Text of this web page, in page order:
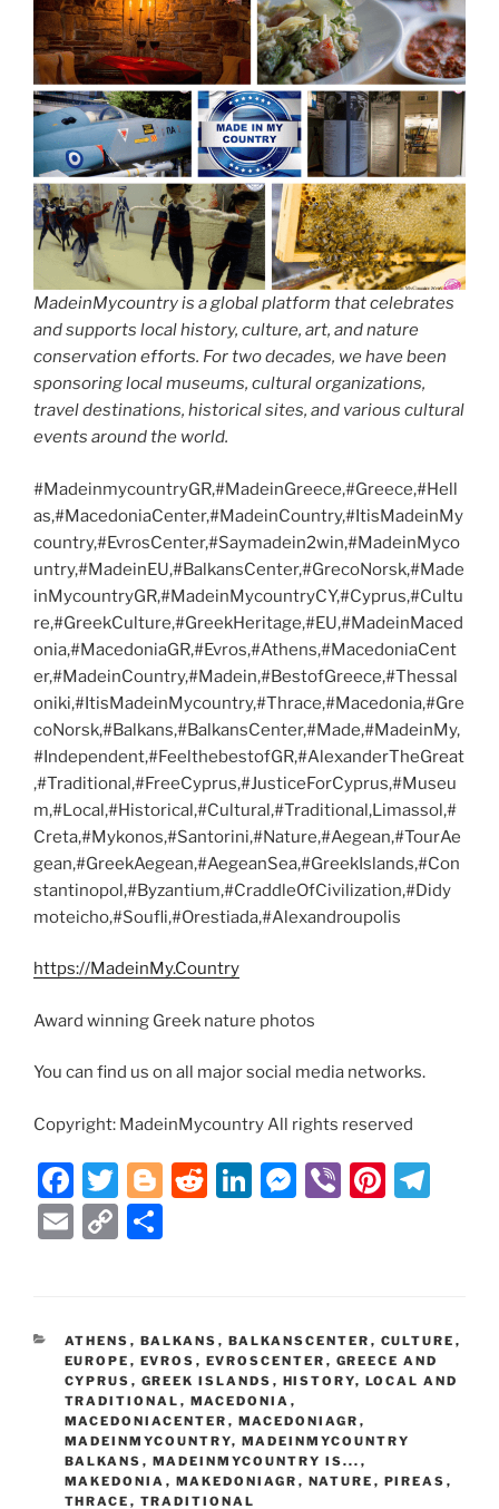
MadeinMycountry is a global platform that celebrates
and supports local history, culture, art, and nature
conservation efforts. For two decades, we have been
sponsoring local museums, cultural organizations,
travel destinations, historical sites, and various cultural
events around the world.
#MadeinmycountryGR,#MadeinGreece,#Greece,#Hell
as,#MacedoniaCenter,#MadeinCountry,#ItisMadeinMy
country,#EvrosCenter,#Saymadein2win,#MadeinMyco
untry,#MadeinEU,#BalkansCenter,#GrecoNorsk,#Made
inMycountryGR,#MadeinMycountryCY,#Cyprus,#Cultu
re,#GreekCulture,#GreekHeritage,#EU,#MadeinMaced
onia,#MacedoniaGR,#Evros,#Athens,#MacedoniaCent
er,#MadeinCountry,#Madein,#BestofGreece,#Thessal
oniki,#ItisMadeinMycountry,#Thrace,#Macedonia,#Gre
coNorsk,#Balkans,#BalkansCenter,#Made,#MadeinMy,
#Independent,#FeelthebestofGR,#AlexanderTheGreat
,#Traditional,#FreeCyprus,#JusticeForCyprus,#Museu
m,#Local,#Historical,#Cultural,#Traditional,Limassol,#
Creta,#Mykonos,#Santorini,#Nature,#Aegean,#TourAe
gean,#GreekAegean,#AegeanSea,#GreekIslands,#Con
stantinopol,#Byzantium,#CraddleOfCivilization,#Didy
moteicho,#Soufli,#Orestiada,#Alexandroupolis
https://MadeinMy.Country
Award winning Greek nature photos
You can find us on all major social media networks.
Copyright: MadeinMycountry All rights reserved
F
a
c
o
o
k
T
w
itt
Bl R
Li
n
M
g
er
Vi Pi
m
E
l
C
y
Li
n
k
e
CATEGORIES
ATHENS , BALKANS , BALKANSCENTER , CULTURE ,
EUROPE , EVROS , EVROSCENTER , GREECE AND
CYPRUS , GREEK ISLANDS , HISTORY, LOCAL AND
TRADITIONAL , MACEDONIA ,
MACEDONIACENTER , MACEDONIAGR ,
MADEINMYCOUNTRY, MADEINMYCOUNTRY
BALKANS , MADEINMYCOUNTRY IS... ,
MAKEDONIA , MAKEDONIAGR , NATURE , PIREAS ,
THRACE , TRADITIONAL